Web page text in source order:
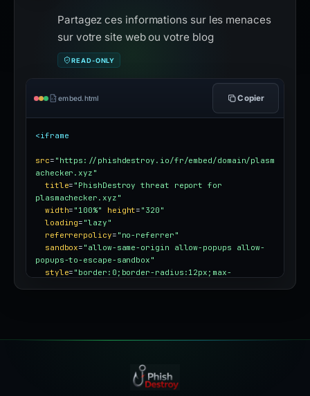
Partagez ces informations sur les menaces
sur votre site web ou votre blog
READ-ONLY
embed.html Copier
<iframe
src= "https://phishdestroy.io/fr/embed/domain/plasm
achecker.xyz"
title= "PhishDestroy threat report for
plasmachecker.xyz"
width= "100%" height= "320"
loading= "lazy"
referrerpolicy= "no-referrer"
sandbox= "allow-same-origin allow-popups allow-
popups-to-escape-sandbox"
style= "border:0;border-radius:12px;max-